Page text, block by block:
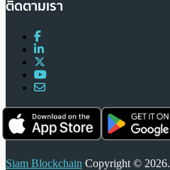
ติดตามเรา
Siam Blockchain Copyright © 2026.